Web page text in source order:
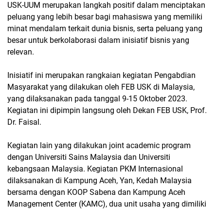
USK-UUM merupakan langkah positif dalam menciptakan
peluang yang lebih besar bagi mahasiswa yang memiliki
minat mendalam terkait dunia bisnis, serta peluang yang
besar untuk berkolaborasi dalam inisiatif bisnis yang
relevan.
Inisiatif ini merupakan rangkaian kegiatan Pengabdian
Masyarakat yang dilakukan oleh FEB USK di Malaysia,
yang dilaksanakan pada tanggal 9-15 Oktober 2023.
Kegiatan ini dipimpin langsung oleh Dekan FEB USK, Prof.
Dr. Faisal.
Kegiatan lain yang dilakukan joint academic program
dengan Universiti Sains Malaysia dan Universiti
kebangsaan Malaysia. Kegiatan PKM Internasional
dilaksanakan di Kampung Aceh, Yan, Kedah Malaysia
bersama dengan KOOP Sabena dan Kampung Aceh
Management Center (KAMC), dua unit usaha yang dimiliki